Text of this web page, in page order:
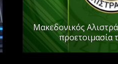
Μακεδονικός
προετοιμασία